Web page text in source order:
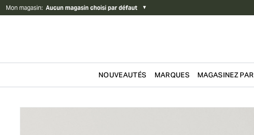
Mon magasin: Aucun magasin choisi par défaut ▼
NOUVEAUTÉS MARQUES MAGASINEZ PAR